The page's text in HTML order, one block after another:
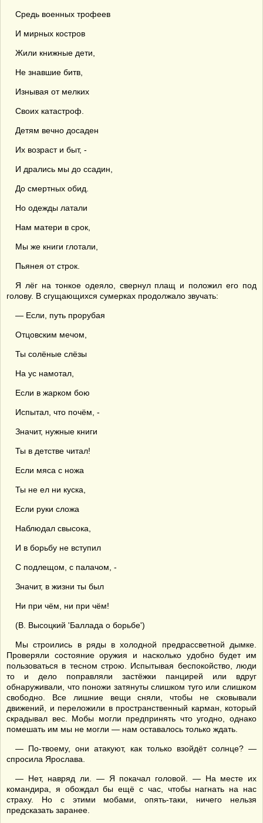
Средь военных трофеев
И мирных костров
Жили книжные дети,
Не знавшие битв,
Изнывая от мелких
Своих катастроф.
Детям вечно досаден
Их возраст и быт, -
И дрались мы до ссадин,
До смертных обид.
Но одежды латали
Нам матери в срок,
Мы же книги глотали,
Пьянея от строк.
Я лёг на тонкое одеяло, свернул плащ и положил его под
голову. В сгущающихся сумерках продолжало звучать:
— Если, путь прорубая
Отцовским мечом,
Ты солёные слёзы
На ус намотал,
Если в жарком бою
Испытал, что почём, -
Значит, нужные книги
Ты в детстве читал!
Если мяса с ножа
Ты не ел ни куска,
Если руки сложа
Наблюдал свысока,
И в борьбу не вступил
С подлещом, с палачом, -
Значит, в жизни ты был
Ни при чём, ни при чём!
(В. Высоцкий 'Баллада о борьбе')
Мы строились в ряды в холодной предрассветной дымке.
Проверяли состояние оружия и насколько удобно будет им
пользоваться в тесном строю. Испытывая беспокойство, люди
то и дело поправляли застёжки панцирей или вдруг
обнаруживали, что поножи затянуты слишком туго или слишком
свободно. Все лишние вещи сняли, чтобы не сковывали
движений, и переложили в пространственный карман, который
скрадывал вес. Мобы могли предпринять что угодно, однако
помешать им мы не могли — нам оставалось только ждать.
— По-твоему, они атакуют, как только взойдёт солнце? —
спросила Ярослава.
— Нет, навряд ли. — Я покачал головой. — На месте их
командира, я обождал бы ещё с час, чтобы нагнать на нас
страху. Но с этими мобами, опять-таки, ничего нельзя
предсказать заранее.